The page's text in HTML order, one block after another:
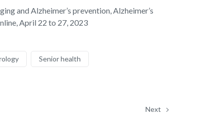
and Alzheimer’s prevention, Alzheimer’s
April 22 to 27, 2023
Senior health
Next